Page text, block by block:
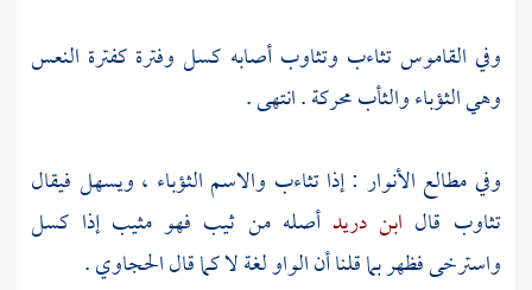
وفي القاموس تثاءب وتثاوب أصابه كسل وفترة كفترة النعس
وهي الثؤباء والثأب محركة . انتهى .
وفي مطالع الأنوار : إذا تثاءب والاسم الثؤباء ، ويسهل فيقال
تثاوب قال ابن دريدأصله من ثيب فهو مثيب إذا كسل
واسترخى فظهر بما قلنا أن الواو لغة لا كما قالالحجاوي.